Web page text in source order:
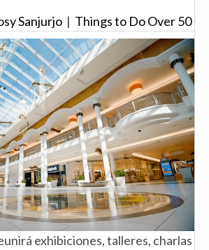
Sanjurjo | Things to Do Over 50
exhibiciones, talleres, charlas